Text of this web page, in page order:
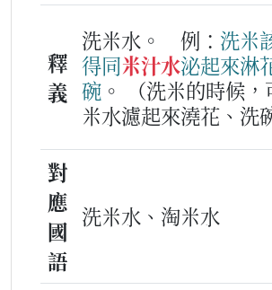
釋
義
洗米水。 例： 洗米
得同米汁水泌起來淋
碗 。
（洗米的時候
米水濾起來澆花、洗
對
應
國
語
洗米水、淘米水